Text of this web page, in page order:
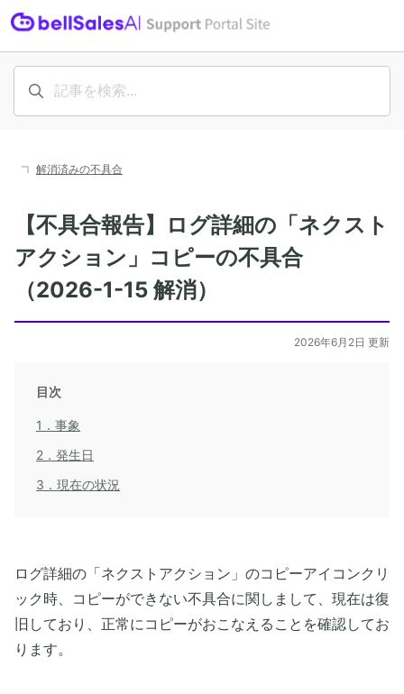
解消済みの不具合
【不具合報告】ログ詳細の「ネクスト
アクション」コピーの不具合
（2026-1-15 解消）
2026年6月2日 更新
目次
1．事象
2．発生日
3．現在の状況
ログ詳細の「ネクストアクション」のコピーアイコンクリ
ック時、コピーができない不具合に関しまして、現在は復
旧しており、正常にコピーがおこなえることを確認してお
ります。